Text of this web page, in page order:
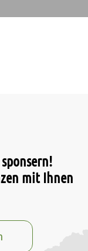
mit Ihnen